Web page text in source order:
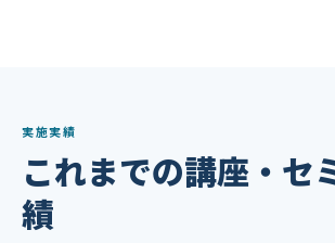
実施実績
これまでの講座・セ
績